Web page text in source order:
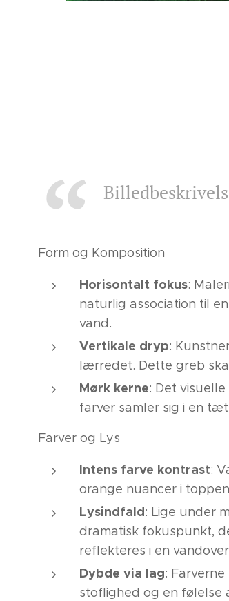
Form og Komposition
Horisontalt fokus:
naturlig association til
vand.
Vertikale dryp:
lærredet. Dette greb
Mørk kerne: Det
farver samler sig i en
Farver og Lys
Intens farve kontrast:
orange nuancer i
Lysindfald: Lige under
dramatisk fokuspunkt,
reflekteres i en
Dybde via lag:
stoflighed og en